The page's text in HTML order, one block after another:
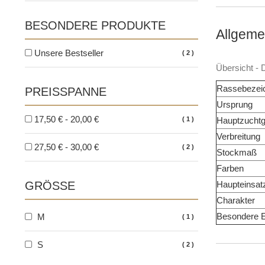
Übersicht -
Ursprung
Verbreitung
Stockmaß
Farben
Charakter
Besondere
BESONDERE PRODUKTE
2
Unsere Bestseller
PREISSPANNE
1
17,50 € - 20,00 €
2
27,50 € - 30,00 €
GRÖSSE
1
M
2
S